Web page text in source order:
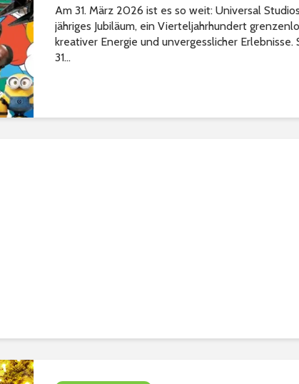
Am 31. März 2026 ist es so weit: Universal
jähriges Jubiläum, ein Vierteljahrhundert
kreativer Energie und unvergesslicher
31...